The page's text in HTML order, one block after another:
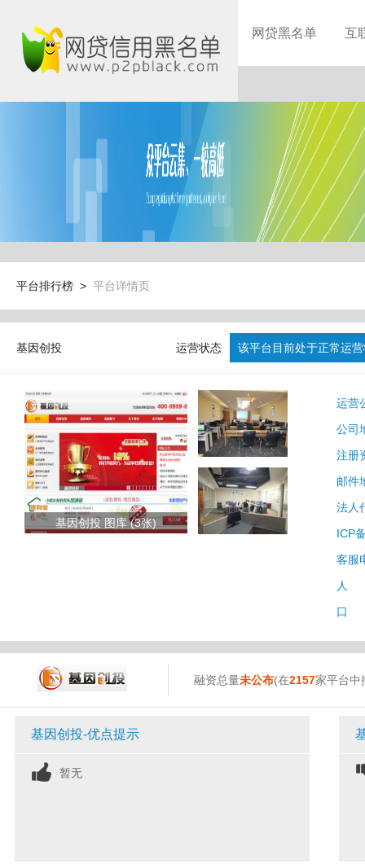
网贷黑名单 互
平台排行榜 > 平台详情页
基因创投 运营状态 该平台目前处于正常运
基因创投 图库 (3张)
运营
公司
注册
邮件
法人
ICP
客服
人
口
融资总量未公布(在2157家平台中
基因创投-优点提示
暂无